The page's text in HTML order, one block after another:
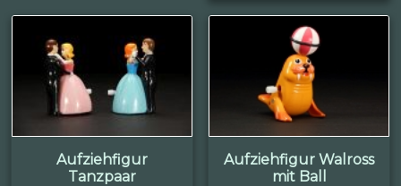
Aufziehfigur
Tanzpaar
Aufziehfigur Walross
mit Ball